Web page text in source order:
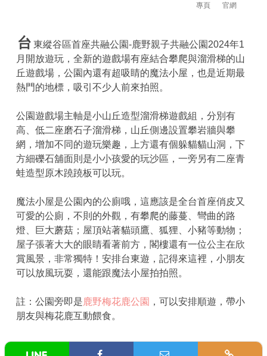
專頁 官網
台 東縱谷區首座共融公園-鹿野親子共融公園2024年1
月開放遊玩，全新的遊戲場有座結合攀爬與溜滑梯的山
丘遊戲場，公園內還有超吸睛的魔法小屋，也是近期最
熱門的地標，吸引不少人前來拍照。
公園遊戲場主軸是小山丘造型溜滑梯遊戲組，分別有
高、低二座磨石子溜滑梯，山丘側邊設置攀岩牆與攀
網，增加不同的遊玩樂趣，上方還有個躲貓貓山洞，下
方細礫石舖面則是小小孩愛的玩沙區，一旁另有二座青
蛙造型原木蹺蹺板可以玩。
魔法小屋是公園內的公廁哦，這應該是全台首座俏皮又
可愛的公廁，不則的外觀，有攀爬的藤蔓、彎曲的路
燈、巨大蘑菇；屋頂站著貓頭鷹、狐狸、小豬等動物；
屋子張著大大的眼睛看著前方，閣樓還有一位公主在欣
賞風景，非常獨特！安排台東遊，記得來這裡，小朋友
可以放風玩耍，還能跟魔法小屋拍拍照。
註：公園旁即是鹿野梅花鹿公園 ，可以安排順遊，帶小
朋友與梅花鹿互動餵食。